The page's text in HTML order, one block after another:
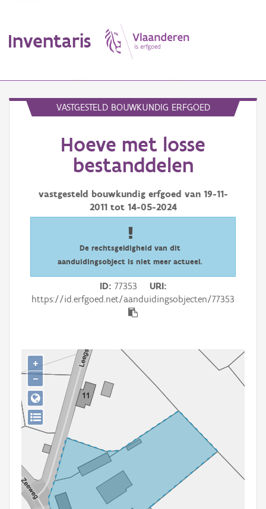
Inventaris
Aanduidingsobject
Waarneming
Downloads
VASTGESTELD BOUWKUNDIG ERFGOED
Hoeve met losse
bestanddelen
vastgesteld bouwkundig erfgoed van 19-11-
2011tot 14-05-2024
De rechtsgeldigheid van dit
aanduidingsobject is niet meer actueel.
ID 77353
URI
https://id.erfgoed.net/aanduidingsobjecten/77353
+
−